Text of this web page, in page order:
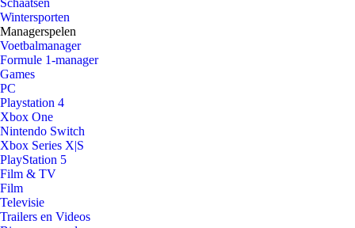
Schaatsen
Wintersporten
Managerspelen
Voetbalmanager
Formule 1-manager
Games
PC
Playstation 4
Xbox One
Nintendo Switch
Xbox Series X|S
PlayStation 5
Film & TV
Film
Televisie
Trailers en Videos